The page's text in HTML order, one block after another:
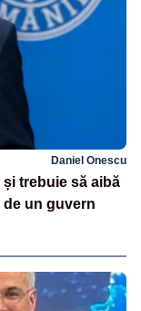
Daniel Onescu
trebuie să aibă
de un guvern